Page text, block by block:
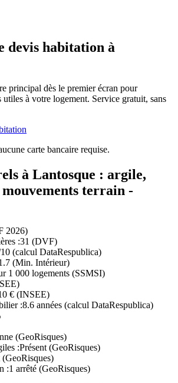
devis habitation à
principal dès le premier écran pour
utiles à votre logement. Service gratuit, sans
carte bancaire requise.
à Lantosque : argile,
terrain -
2026)
:31 (DVF)
(calcul DataRespublica)
(Min. Intérieur)
1 000 logements (SSMSI)
€ (INSEE)
:8.6 années (calcul DataRespublica)
(GeoRisques)
:Présent (GeoRisques)
(GeoRisques)
:1 arrêté (GeoRisques)